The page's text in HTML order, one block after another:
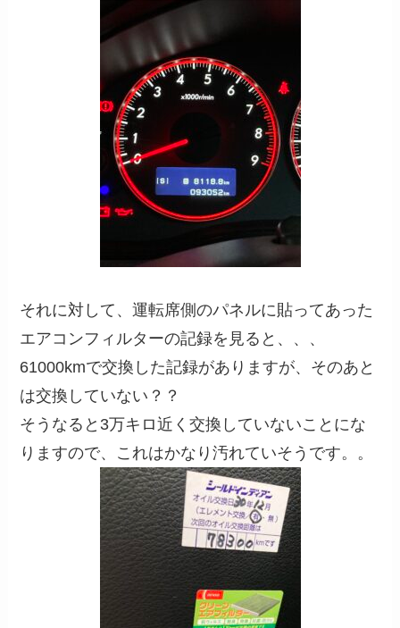
それに対して、運転席側のパネルに貼ってあった
エアコンフィルターの記録を見ると、、、
61000kmで交換した記録がありますが、そのあと
は交換していない？？
そうなると3万キロ近く交換していないことにな
りますので、これはかなり汚れていそうです。。